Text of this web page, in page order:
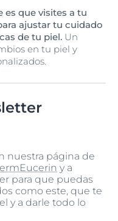
que visites a tu
ajustar tu cuidado
de tu piel. Un
en tu piel y
nuestra página de
y a
para que puedas
como este, que te
y a darle todo lo